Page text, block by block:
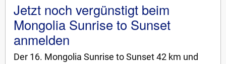
Jetzt noch vergünstigt beim
Mongolia Sunrise to Sunset
anmelden
Der 16. Mongolia Sunrise to Sunset 42 km und